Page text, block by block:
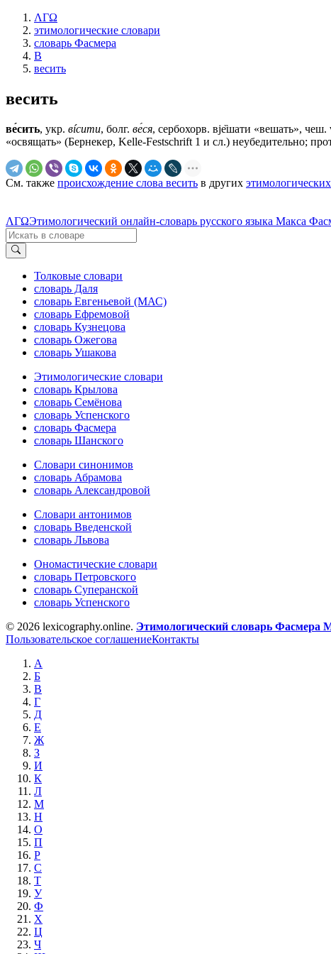
ΛΓΩ
этимологические словари
словарь Фасмера
В
весить
весить
ве́сить, укр. вíсити, болг. ве́ся, сербохорв. вjе̏шати «вешать»,
«освящать» (Бернекер, Kelle-Festschrift 1 и сл.) неубедительно;
См. также происхождение слова весить в других
ΛΓΩЭтимологический онлайн-словарь русского языка Макса
Толковые словари
словарь Даля
словарь Евгеньевой (МАС)
словарь Ефремовой
словарь Кузнецова
словарь Ожегова
словарь Ушакова
Этимологические словари
словарь Крылова
словарь Семёнова
словарь Успенского
словарь Фасмера
словарь Шанского
Словари синонимов
словарь Абрамова
словарь Александровой
Словари антонимов
словарь Введенской
словарь Львова
Ономастические словари
словарь Петровского
словарь Суперанской
словарь Успенского
© 2026 lexicography.online. Этимологический словарь Фасмера
Пользовательское соглашениеКонтакты
А
Б
В
Г
Д
Е
Ж
З
И
К
Л
М
Н
О
П
Р
С
Т
У
Ф
Х
Ц
Ч